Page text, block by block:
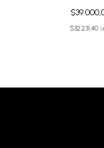
$
$32.231,40